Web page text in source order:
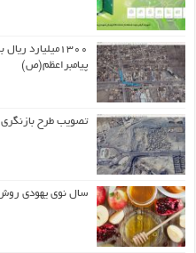
۱۳۰۰میلیارد
پیامبراعظم(ص)
تصویب طرح بازنگری
سال نوی یهودی